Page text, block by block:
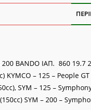
BANDO ΙΑΠ. 860 19.7
KYMCO – 125 – People
SYM – 125 –
SYM – 200 –